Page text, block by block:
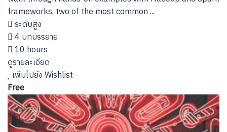
frameworks, two of the most common ...
ระดับสูง
4 บทบรรยาย
10 hours
ดูรายละเอียด
เพิ่มไปยัง Wishlist
Free